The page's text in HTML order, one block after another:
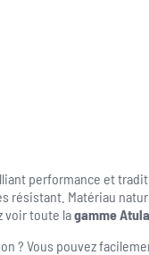
performance et
résistant. Matériau
voir toute lagamme
? Vous pouvez